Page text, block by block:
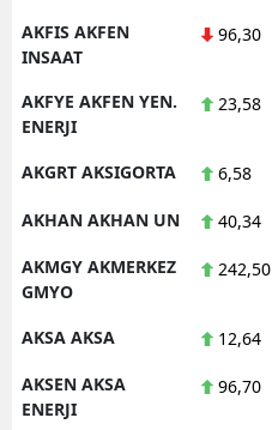
AKFIS AKFEN
INSAAT
96,30
AKFYE AKFEN YEN.
ENERJI
23,58
AKGRT AKSIGORTA 6,58
AKHAN AKHAN UN 40,34
AKMGY AKMERKEZ
GMYO
242,50
AKSA AKSA 12,64
AKSEN AKSA
ENERJI
96,70